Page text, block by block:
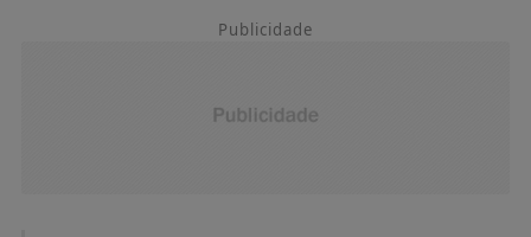
Publicidade